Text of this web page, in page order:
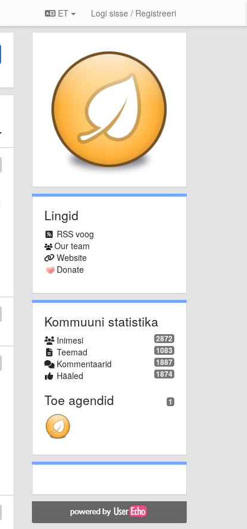
ET Logi sisse / Registreeri
Lingid
RSS voog
Our team
Website
Donate
Kommuuni statistika
2872
Inimesi
1083
Teemad
1887
Kommentaarid
1874
Hääled
1
Toe agendid